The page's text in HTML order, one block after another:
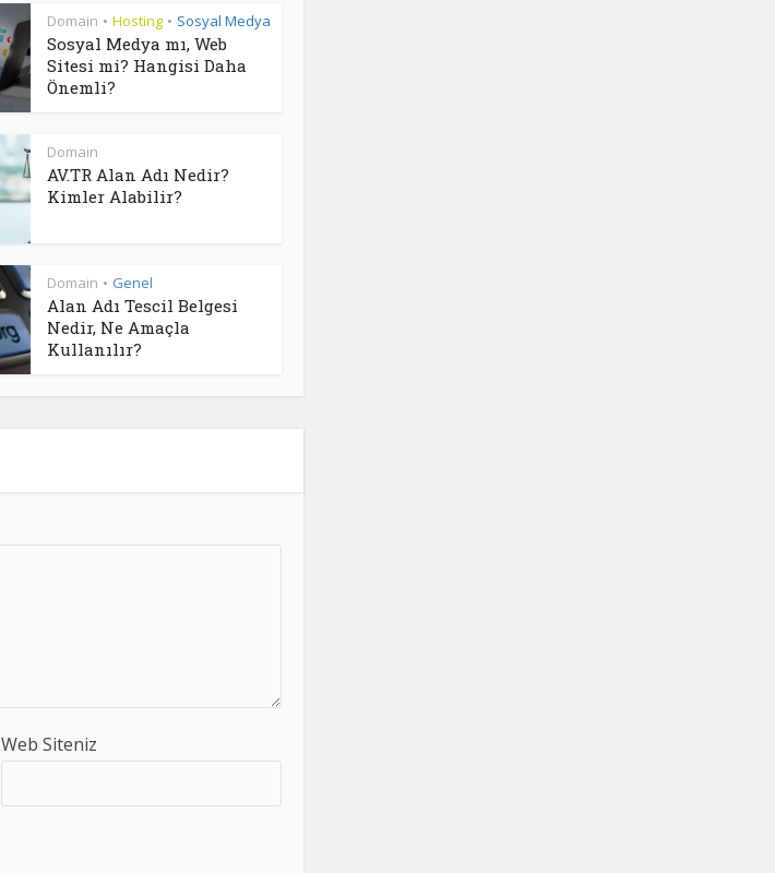
Domain • Hosting • Sosyal Medya
Sosyal Medya mı, Web
Sitesi mi? Hangisi Daha
Önemli?
Domain
AV.TR Alan Adı Nedir?
Kimler Alabilir?
Domain • Genel
Alan Adı Tescil Belgesi
Nedir, Ne Amaçla
Kullanılır?
Web Siteniz